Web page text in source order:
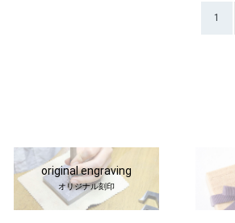
1
original engraving
オリジナル刻印